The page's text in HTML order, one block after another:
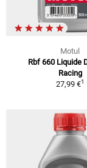
Motul
Rbf 660 Liquide
Racing
27,99 €1